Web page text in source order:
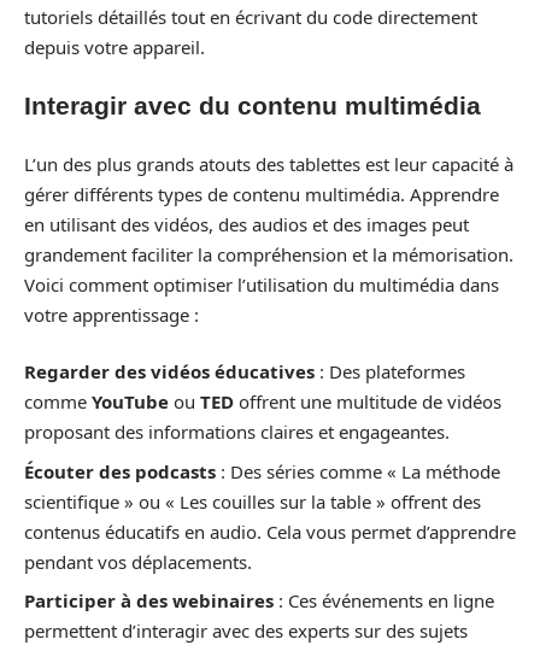
tutoriels détaillés tout en écrivant du code directement
depuis votre appareil.
Interagir avec du contenu multimédia
L’un des plus grands atouts des tablettes est leur capacité à
gérer différents types de contenu multimédia. Apprendre
en utilisant des vidéos, des audios et des images peut
grandement faciliter la compréhension et la mémorisation.
Voici comment optimiser l’utilisation du multimédia dans
votre apprentissage :
Regarder des vidéos éducatives : Des plateformes
comme YouTube ou TED offrent une multitude de vidéos
proposant des informations claires et engageantes.
Écouter des podcasts : Des séries comme « La méthode
scientifique » ou « Les couilles sur la table » offrent des
contenus éducatifs en audio. Cela vous permet d’apprendre
pendant vos déplacements.
Participer à des webinaires : Ces événements en ligne
permettent d’interagir avec des experts sur des sujets